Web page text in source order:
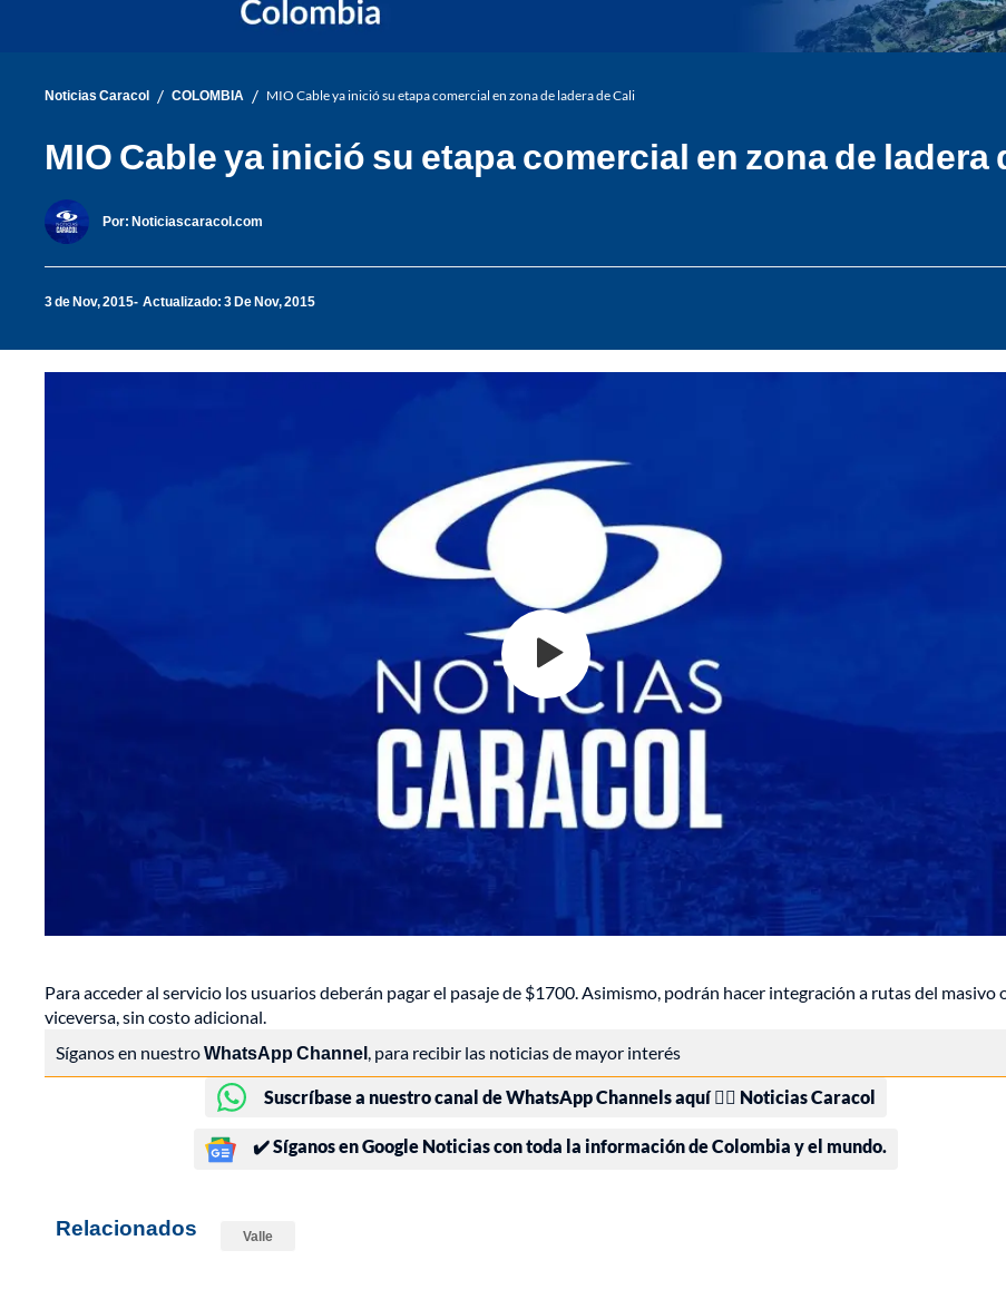
Noticias Caracol / COLOMBIA / MIO Cable ya inició su etapa comercial en zona de ladera de Cali
MIO Cable ya inició su etapa comercial en zona de ladera
Por: Noticiascaracol.com
3 de Nov, 2015 Actualizado: 3 De Nov, 2015
Para acceder al servicio los usuarios deberán pagar el pasaje de $1700. Asimismo, podrán hacer integración a rutas del masivo
viceversa, sin costo adicional.
Síganos en nuestroWhatsApp Channel, para recibir las noticias de mayor interés
Suscríbase a nuestro canal de WhatsApp Channels aquí 👉🏻 Noticias Caracol
✔️ Síganos en Google Noticias con toda la información de Colombia y el mundo.
Relacionados Valle